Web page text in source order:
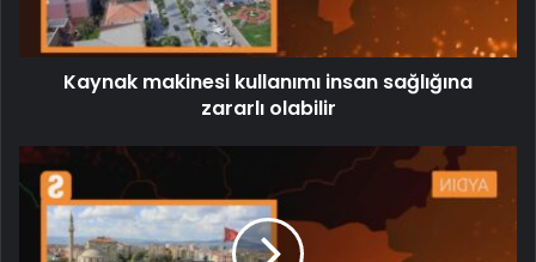
Kaynak makinesi kullanımı insan sağlığına
zararlı olabilir